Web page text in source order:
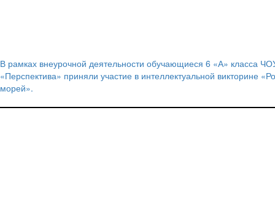
Навигация
по
записям
В рамках внеурочной деятельности обучающиеся 6 «А» класса
«Перспектива» приняли участие в интеллектуальной викторине
морей».